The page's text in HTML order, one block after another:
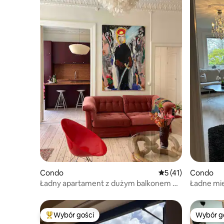
Condo Średnia ocena: 5
5 (41)
Ładny apartament z dużym balkonem w
Condo
Ładne
Najpopularniejsze z kategorii Wybór gości
Wybór gości Wybór
Wybór